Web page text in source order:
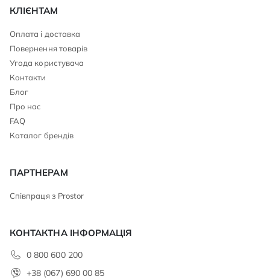
КЛІЄНТАМ
Оплата і доставка
Повернення товарів
Угода користувача
Контакти
Блог
Про нас
FAQ
Каталог брендів
ПАРТНЕРАМ
Співпраця з Prostor
КОНТАКТНА ІНФОРМАЦІЯ
0 800 600 200
+38 (067) 690 00 85